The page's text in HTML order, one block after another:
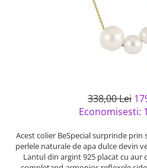
Bijuterii argint cu murano
Casete si cutii de bijuterii
338,00 Lei
Economisesti:
Acest colier BeSpecial surprinde
perlele naturale de apa dulce devin
Lantul din argint 925 placat cu aur